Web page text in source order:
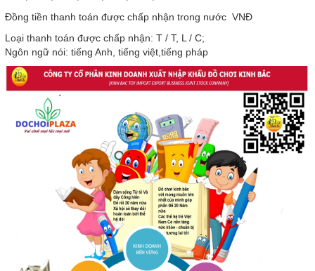
Đồng tiền thanh toán được chấp nhận trong nước VNĐ
Loại thanh toán được chấp nhận: T / T, L / C;
Ngôn ngữ nói: tiếng Anh, tiếng việt,tiếng pháp